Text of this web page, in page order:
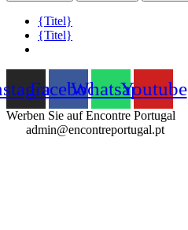
{Titel}
{Titel}
Inhalt
springen
FacebookWhatsappYoutube
Werben Sie auf Encontre Portugal
admin@encontreportugal.pt